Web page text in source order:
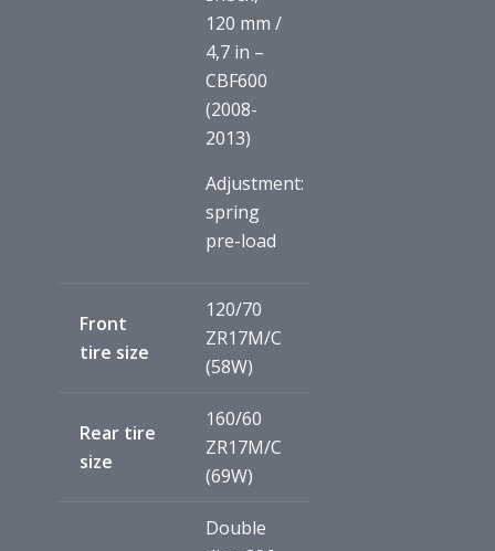
120 mm /
4,7 in –
CBF600
(2008-
2013)
Adjustment:
spring
pre-load
Front
tire size
120/70
ZR17M/C
(58W)
Rear tire
size
160/60
ZR17M/C
(69W)
Double